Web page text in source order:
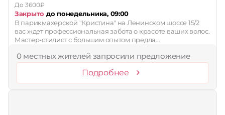
До 3600₽
Закрыто до понедельника, 09:00
В парикмахерской "Кристина" на Ленинском шоссе 15/2
вас ждет профессиональная забота о красоте ваших волос.
Мастер-стилист с большим опытом предла…
0 местных жителей запросили предложение
Подробнее